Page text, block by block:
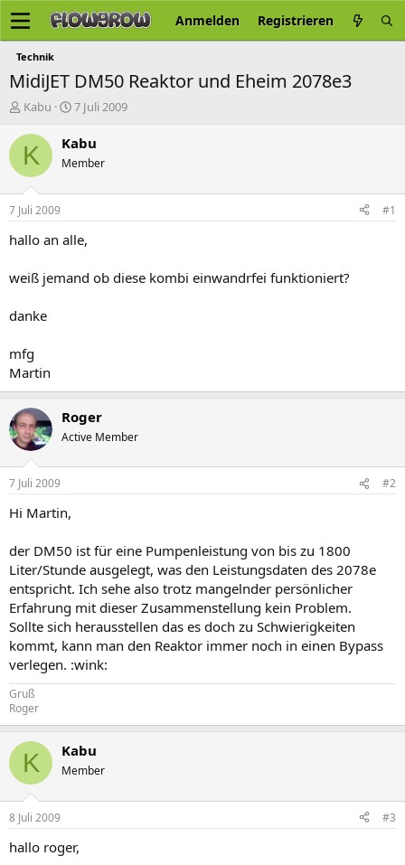
Anmelden Registrieren
Technik
MidiJET DM50 Reaktor und Eheim 2078e3
E
s
e
r
Kabu
E
s
e
t
a
7 Juli 2009
K Kabu
Member
7 Juli 2009 #1
hallo an alle,
weiß jemand ob diese kombi einwandrfei funktioniert?
danke
mfg
Martin
Roger
Active Member
7 Juli 2009 #2
Hi Martin,
der DM50 ist für eine Pumpenleistung von bis zu 1800
Liter/Stunde ausgelegt, was den Leistungsdaten des 2078e
entspricht. Ich sehe also trotz mangelnder persönlicher
Erfahrung mit dieser Zusammenstellung kein Problem.
Sollte sich herausstellen das es doch zu Schwierigkeiten
kommt, kann man den Reaktor immer noch in einen Bypass
verlegen. :wink:
Gruß
Roger
K Kabu
Member
8 Juli 2009 #3
hallo roger,